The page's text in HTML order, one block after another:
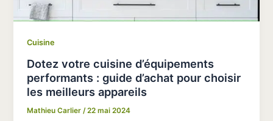
Cuisine
Dotez votre cuisine d’équipements
performants : guide d’achat pour choisir
les meilleurs appareils
Mathieu Carlier /22 mai 2024